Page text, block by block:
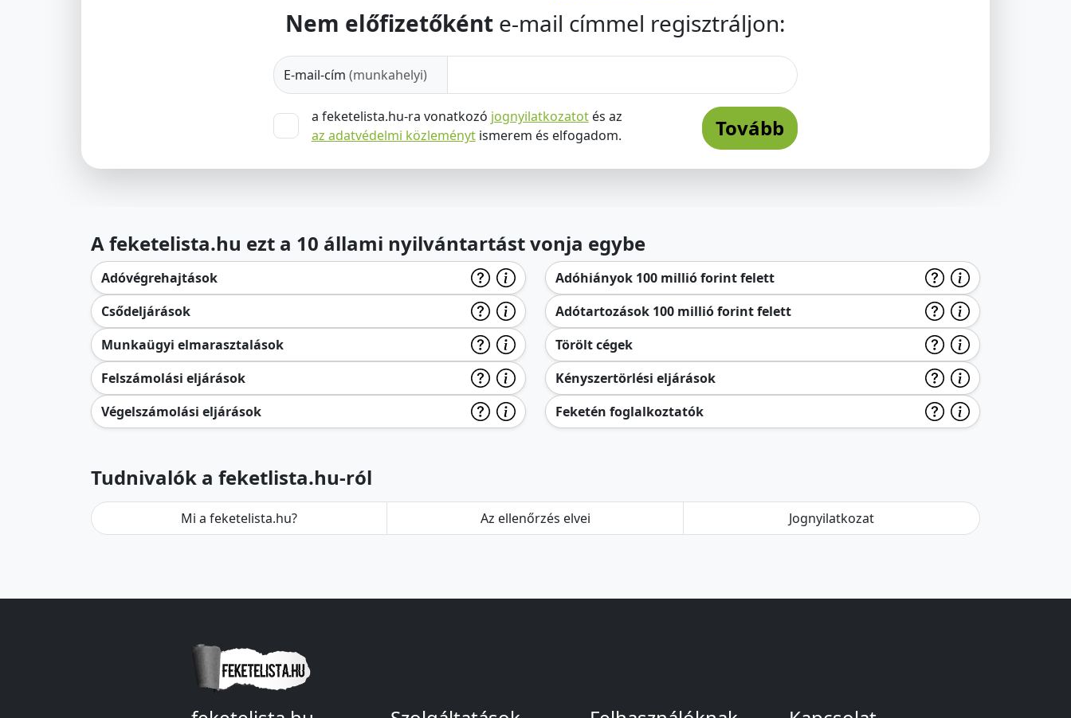
Nem előfizetőként e-mail címmel regisztráljon:
E-mail-cím (munkahelyi)
a feketelista.hu-ra vonatkozó jognyilatkozatotés az
az adatvédelmi közleménytismerem és elfogadom. Tovább
A feketelista.hu ezt a 10 állami nyilvántartást vonja egybe
Adóvégrehajtások
Csődeljárások
Munkaügyi elmarasztalások
Felszámolási eljárások
Végelszámolási eljárások
Adóhiányok 100 millió forint felett
Adótartozások 100 millió forint felett
Törölt cégek
Kényszertörlési eljárások
Feketén foglalkoztatók
Tudnivalók a feketlista.hu-ról
Mi a feketelista.hu? Az ellenőrzés elvei Jognyilatkozat